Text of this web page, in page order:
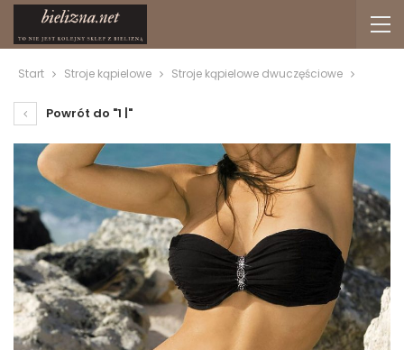
Start Stroje kąpielowe Stroje kąpielowe dwuczęściowe
Powrót do "1 |"